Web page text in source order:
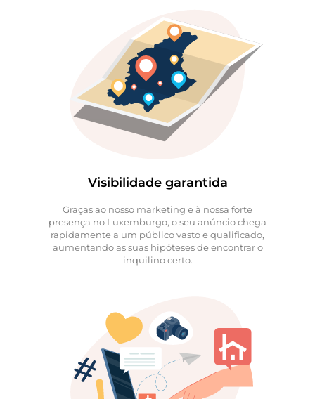
Visibilidade garantida
Graças ao nosso marketing e à nossa forte
presença no Luxemburgo, o seu anúncio chega
rapidamente a um público vasto e qualificado,
aumentando as suas hipóteses de encontrar o
inquilino certo.